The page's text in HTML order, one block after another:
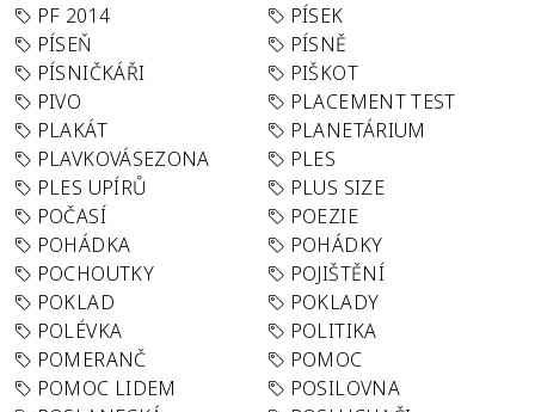
PF 2014
PÍSEK
PÍSEŇ
PÍSNĚ
PÍSNIČKÁŘI
PIŠKOT
PIVO
PLACEMENT TEST
PLAKÁT
PLANETÁRIUM
PLAVKOVÁSEZONA
PLES
PLES UPÍRŮ
PLUS SIZE
POČASÍ
POEZIE
POHÁDKA
POHÁDKY
POCHOUTKY
POJIŠTĚNÍ
POKLAD
POKLADY
POLÉVKA
POLITIKA
POMERANČ
POMOC
POMOC LIDEM
POSILOVNA